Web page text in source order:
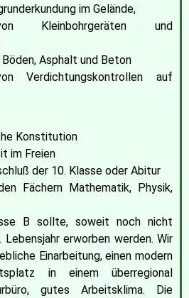
im Gelände,
Kleinbohrgeräten und
Asphalt und Beton
Verdichtungskontrollen auf
Konstitution
im Freien
der 10. Klasse oder Abitur
Fächern Mathematik, Physik,
B sollte, soweit noch nicht
Lebensjahr erworben werden. Wir
Einarbeitung, einen modern
in einem überregional
gutes Arbeitsklima. Die